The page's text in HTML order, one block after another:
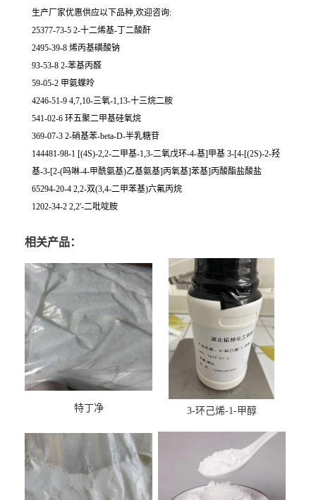
生产厂家优惠供应以下品种,欢迎咨询:
25377-73-5 2-十二烯基-丁二酸酐
2495-39-8 烯丙基磺酸钠
93-53-8 2-苯基丙醛
59-05-2 甲氨蝶呤
4246-51-9 4,7,10-三氧-1,13-十三烷二胺
541-02-6 环五聚二甲基硅氧烷
369-07-3 2-硝基苯-beta-D-半乳糖苷
144481-98-1 [(4S)-2,2-二甲基-1,3-二氧戊环-4-基]甲基 3-[4-[(2S)-2-羟
基-3-[2-(吗啉-4-甲酰氨基)乙基氨基]丙氧基]苯基]丙酸酯盐酸盐
65294-20-4 2,2-双(3,4-二甲苯基)六氟丙烷
1202-34-2 2,2'-二吡啶胺
相关产品：
特丁净 3-环己烯-1-甲醇